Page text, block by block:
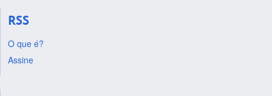
RSS
O que é?
Assine